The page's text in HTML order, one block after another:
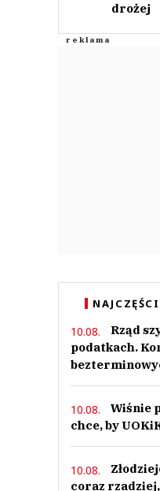
drożej
10.08.
Rząd
podatkach.
10.08.
Wiśnie
chce, by
10.08.
coraz